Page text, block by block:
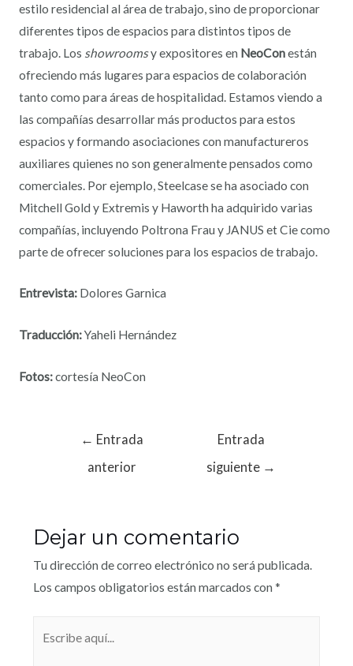
estilo residencial al área de trabajo, sino de proporcionar
diferentes tipos de espacios para distintos tipos de
trabajo. Los showroomsy expositores en NeoConestán
ofreciendo más lugares para espacios de colaboración
tanto como para áreas de hospitalidad. Estamos viendo a
las compañías desarrollar más productos para estos
espacios y formando asociaciones con manufactureros
auxiliares quienes no son generalmente pensados como
comerciales. Por ejemplo, Steelcase se ha asociado con
Mitchell Gold y Extremis y Haworth ha adquirido varias
compañías, incluyendo Poltrona Frau y JANUS et Cie como
parte de ofrecer soluciones para los espacios de trabajo.
Entrevista: Dolores Garnica
Traducción:Yaheli Hernández
Fotos:cortesía NeoCon
← Entrada
anterior
Entrada
siguiente →
Dejar un comentario
Tu dirección de correo electrónico no será publicada.
Los campos obligatorios están marcados con *